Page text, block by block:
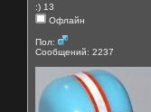
:) 13
Офлайн
Пол:
Сообщений: 2237